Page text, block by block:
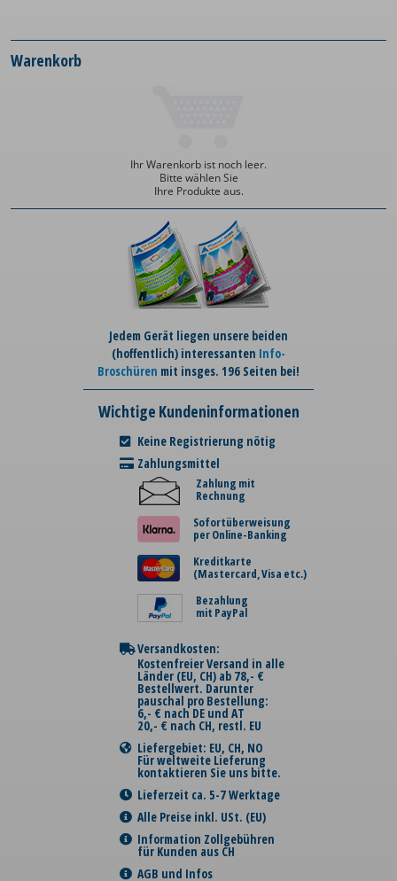
Warenkorb
Ihr Warenkorb ist noch leer.
Bitte wählen Sie
Ihre Produkte aus.
Jedem Gerät liegen unsere beiden
(hoffentlich) interessanten Info-
Broschüren mit insges. 196 Seiten bei!
Wichtige Kundeninformationen
Keine Registrierung nötig
Zahlungsmittel
Zahlung mit
Rechnung
Sofortüberweisung
per Online-Banking
Kreditkarte
(Mastercard, Visa etc.)
Bezahlung
mit PayPal
Versandkosten:
Kostenfreier Versand in alle
Länder (EU, CH) ab 78,- €
Bestellwert. Darunter
pauschal pro Bestellung:
6,- € nach DE und AT
20,- € nach CH, restl. EU
Liefergebiet: EU, CH, NO
Für weltweite Lieferung
kontaktieren Sie uns bitte.
Lieferzeit ca. 5-7 Werktage
Alle Preise inkl. USt. (EU)
Information Zollgebühren
für Kunden aus CH
AGB und Infos